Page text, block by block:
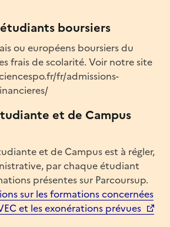
a
z
o
d
r
o
u
l
a
n
boursiers
ou européens boursiers du
frais de scolarité. Voir notre site
fr/admissions-
et de Campus
et de Campus est à régler,
par chaque étudiant
présentes sur Parcoursup.
sur les formations concernées
et les exonérations prévues